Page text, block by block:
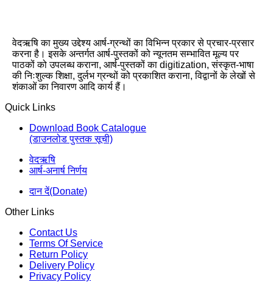
वेदऋषि का मुख्य उद्देश्य आर्ष-ग्रन्थों का विभिन्न प्रकार से प्रचार-प्रसार
करना है। इसके अन्तर्गत आर्ष-पुस्तकों को न्यूनतम सम्भावित मूल्य पर
पाठकों को उपलब्ध कराना, आर्ष-पुस्तकों का digitization, संस्कृत-भाषा
की निःशुल्क शिक्षा, दुर्लभ ग्रन्थों को प्रकाशित कराना, विद्वानों के लेखों से
शंकाओं का निवारण आदि कार्य हैं।
Quick Links
Download Book Catalogue
(डाउनलोड पुस्तक सूची)
वेदऋषि
आर्ष-अनार्ष निर्णय
दान दें(Donate)
Other Links
Contact Us
Terms Of Service
Return Policy
Delivery Policy
Privacy Policy